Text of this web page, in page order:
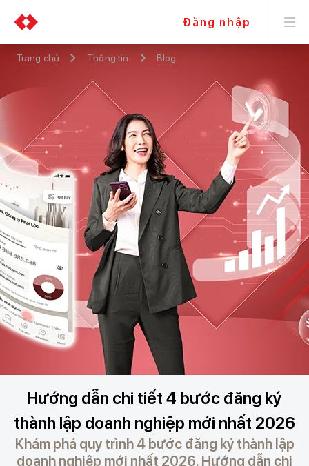
Đăng nhập
Trang chủ Thông tin Blog
Hướng dẫn chi tiết 4 bước đăng ký
thành lập doanh nghiệp mới nhất 2026
Khám phá quy trình 4 bước đăng ký thành lập
doanh nghiệp mới nhất 2026. Hướng dẫn chi